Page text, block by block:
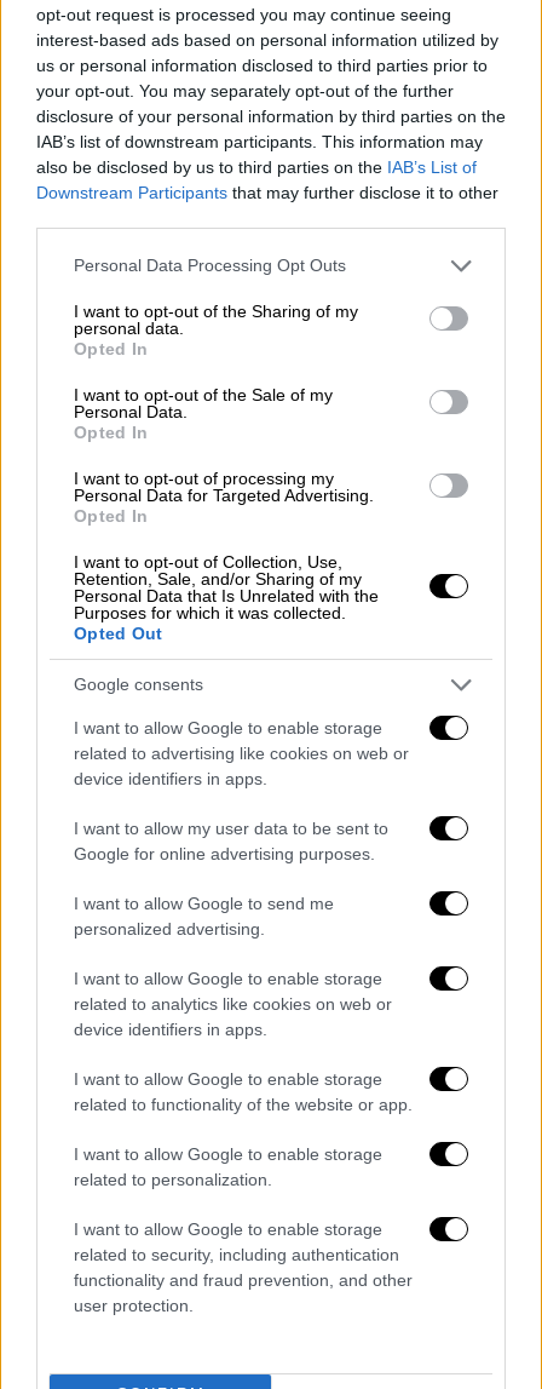
opt-out request is processed you may continue seeing
interest-based ads based on personal information utilized by
us or personal information disclosed to third parties prior to
your opt-out. You may separately opt-out of the further
disclosure of your personal information by third parties on the
IAB’s list of downstream participants. This information may
also be disclosed by us to third parties on the IAB’s List of
Downstream Participants that may further disclose it to other
Please note that this website/app uses one or more Google
not limited to your visit or usage behaviour. You may click to
grant or deny consent to Google and its third-party tags to
use your data for below specified purposes in below Google
consent section.
Personal Data Processing Opt Outs
I want to opt-out of the Sharing of my
personal data.
Opted In
I want to opt-out of the Sale of my
Personal Data.
Opted In
I want to opt-out of processing my
Personal Data for Targeted Advertising.
Opted In
I want to opt-out of Collection, Use,
Retention, Sale, and/or Sharing of my
Personal Data that Is Unrelated with the
Purposes for which it was collected.
Opted Out
Google consents
I want to allow Google to enable storage
related to advertising like cookies on web or
device identifiers in apps.
I want to allow my user data to be sent to
Google for online advertising purposes.
I want to allow Google to send me
personalized advertising.
I want to allow Google to enable storage
related to analytics like cookies on web or
device identifiers in apps.
I want to allow Google to enable storage
related to functionality of the website or app.
I want to allow Google to enable storage
related to personalization.
I want to allow Google to enable storage
related to security, including authentication
functionality and fraud prevention, and other
user protection.
(1) Iran solely acts in self-defense.
Even in the face of the most
outrageous aggression against our
people, Iran has so far only retaliated
against the Israeli regime and not
those who are aiding and abetting it.
Just like Netanyahu…
pic.twitter.com/cEUCaLHpAL
June 18, 2025
«Αντίθετα με το παράνομο, γενοκτονικό και
κατοχικό ισραηλινό καθεστώς, παραμένουμε
δεσμευμένοι στη διπλωματία», πρόσθεσε ο
επικεφαλής της ιρανικής διπλωματίας.
Συνεχίζονται τα εκατέρωθεν
πλήγματα - Δεν θα παραδοθούμε
διαμήνυσε ο Χαμενεΐ
Το ιρανικό έθνος «δεν θα παραδοθεί ποτέ»
όποια πίεση κι αν αντιμετωπίσει, είπε ο
αγιατολά Χαμενεΐ κατά τη διάρκεια ομιλίας
του που αναμεταδόθηκε απευθείας
τηλεοπτικά, την επομένη της απαίτησης του